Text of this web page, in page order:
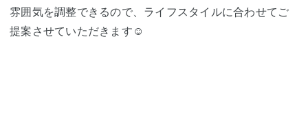
雰囲気を調整できるので、ライフスタイルに合わせてご
提案させていただきます☺︎